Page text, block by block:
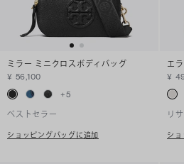
ミラー ミニクロスボディバッグ
¥ 56,100
+5
ベストセラー
ショッピングバッグに追加
エ
¥
リ
シ